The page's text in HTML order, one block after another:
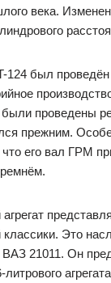
века.
124 был
проведены
прежним.
его вал ГРМ
Это
21011. Он